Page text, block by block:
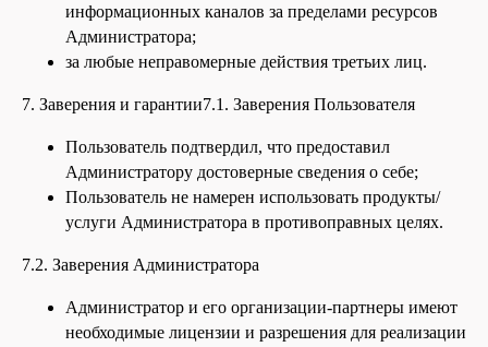
информационных каналов за пределами ресурсов
Администратора;
за любые неправомерные действия третьих лиц.
7. Заверения и гарантии7.1. Заверения Пользователя
Пользователь подтвердил, что предоставил
Администратору достоверные сведения о себе;
Пользователь не намерен использовать продукты/
услуги Администратора в противоправных целях.
7.2. Заверения Администратора
Администратор и его организации-партнеры имеют
необходимые лицензии и разрешения для реализации